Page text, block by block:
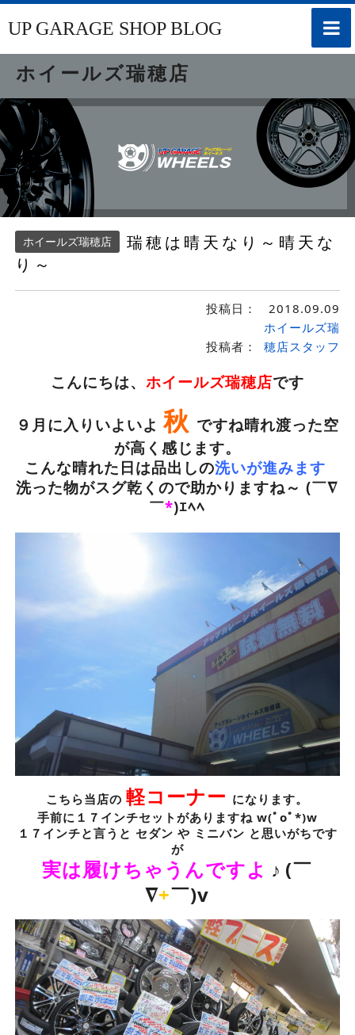
toggle
UP GARAGE SHOP BLOG
ホイールズ瑞穂店
ホイールズ瑞穂店
瑞穂は晴天なり～晴天な
り～
投稿日： 2018.09.09
投稿者：
ホイールズ瑞
穂店スタッフ
こんにちは、 ホイールズ瑞穂店です
９月に入りいよいよ秋 ですね晴れ渡った空
が高く感じます。
こんな晴れた日は品出しの洗いが進みます
洗った物がスグ乾くので助かりますね～ (￣∇
￣*)ｴﾍﾍ
こちら当店の軽コーナー になります。
手前に１７インチセットがありますね w(ﾟoﾟ*)w
１７インチと言うと セダン や ミニバン と思いがちです
が
実は履けちゃうんですよ ♪ (￣
∇+￣)v